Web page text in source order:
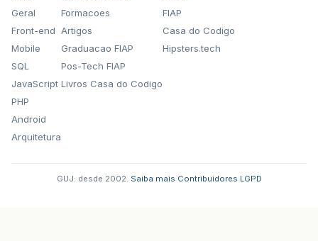
Geral
Front-end
Mobile
SQL
JavaScript
PHP
Android
Arquitetura
Formacoes
Artigos
Graduacao FIAP
Pos-Tech FIAP
Livros Casa do Codigo
FIAP
Casa do Codigo
Hipsters.tech
GUJ: desde 2002. Saiba mais Contribuidores LGPD